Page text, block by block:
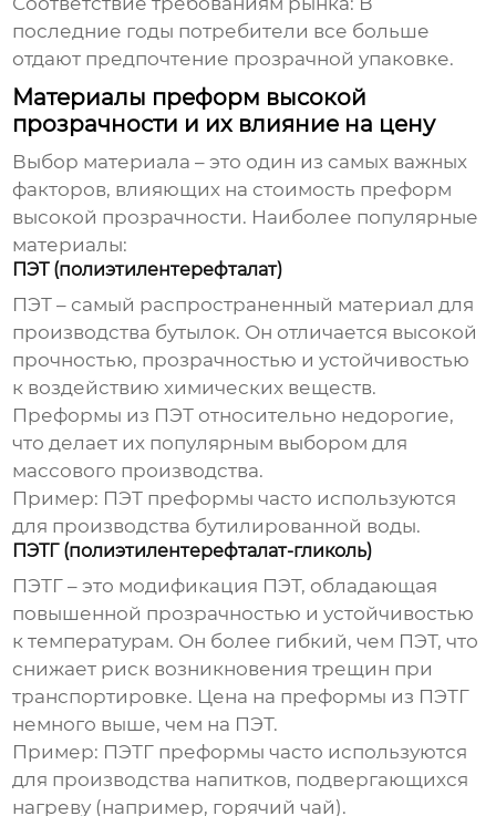
последние годы потребители все больше
отдают предпочтение прозрачной упаковке.
Материалы преформ высокой
прозрачности и их влияние на цену
Выбор материала – это один из самых важных
факторов, влияющих на стоимость преформ
высокой прозрачности. Наиболее популярные
материалы:
ПЭТ (полиэтилентерефталат)
ПЭТ – самый распространенный материал для
производства бутылок. Он отличается высокой
прочностью, прозрачностью и устойчивостью
к воздействию химических веществ.
Преформы из ПЭТ относительно недорогие,
что делает их популярным выбором для
массового производства.
Пример: ПЭТ преформы часто используются
для производства бутилированной воды.
ПЭТГ (полиэтилентерефталат-гликоль)
ПЭТГ – это модификация ПЭТ, обладающая
повышенной прозрачностью и устойчивостью
к температурам. Он более гибкий, чем ПЭТ, что
снижает риск возникновения трещин при
транспортировке. Цена на преформы из ПЭТГ
немного выше, чем на ПЭТ.
Пример: ПЭТГ преформы часто используются
для производства напитков, подвергающихся
нагреву (например, горячий чай).